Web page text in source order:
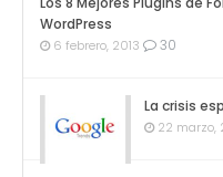
WordPress
6 febrero, 2013 30
La crisis
22 marzo,